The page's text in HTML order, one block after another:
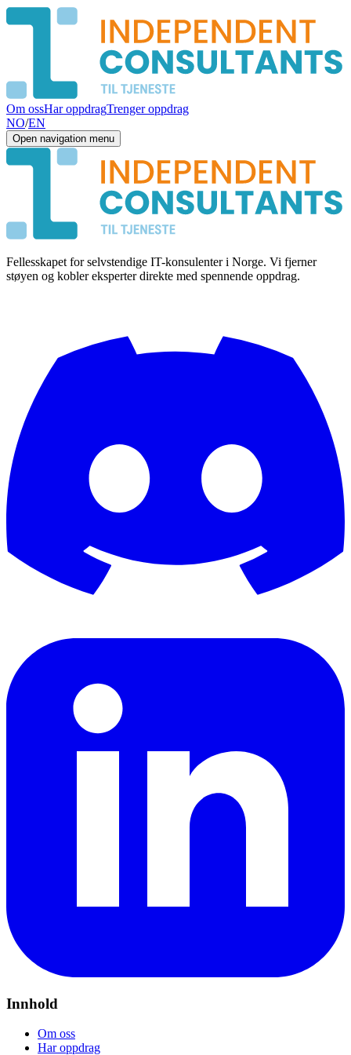
Om ossHar oppdragTrenger oppdrag
NO/EN
Open navigation menu
Fellesskapet for selvstendige IT-konsulenter i Norge. Vi fjerner
støyen og kobler eksperter direkte med spennende oppdrag.
Innhold
Om oss
Har oppdrag